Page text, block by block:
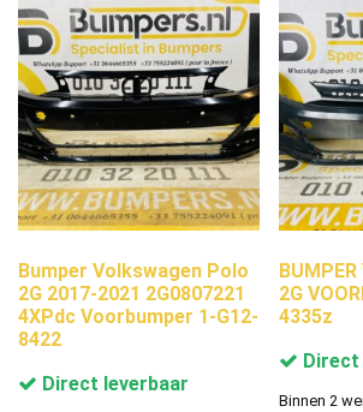
Bumper Volkswagen Polo
2G 2017-2021 2G0807221
4XPdc Voorbumper 1-G12-
8422
Direct leverbaar
2G
4335z
Binnen 2